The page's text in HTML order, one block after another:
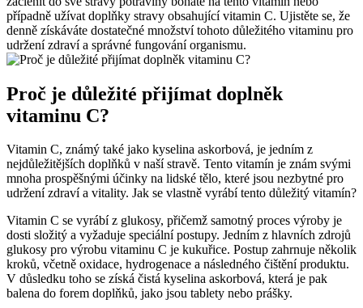
případně užívat doplňky stravy obsahující vitamin C. Ujistěte se, že
denně získáváte dostatečné množství tohoto důležitého vitaminu pro
udržení zdraví a správné fungování organismu.
Proč je důležité přijímat doplněk
vitaminu C?
Vitamin C, známý také jako kyselina askorbová, je jedním z
nejdůležitějších doplňků v naší stravě. Tento vitamín je znám svými
mnoha prospěšnými účinky na lidské tělo, které jsou nezbytné pro
udržení zdraví a vitality. Jak se vlastně vyrábí tento důležitý vitamín?
Vitamin C se vyrábí z glukosy, přičemž samotný proces výroby je
dosti složitý a vyžaduje speciální postupy. Jedním z hlavních zdrojů
glukosy pro výrobu vitaminu C je kukuřice. Postup zahrnuje několik
kroků, včetně oxidace, hydrogenace a následného čištění produktu.
V důsledku toho se získá čistá kyselina askorbová, která je pak
balena do forem doplňků, jako jsou tablety nebo prášky.